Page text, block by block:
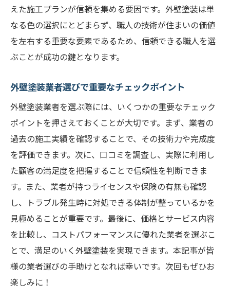
えた施工プランが信頼を集める要因です。外壁塗装は単
なる色の選択にとどまらず、職人の技術が住まいの価値
を左右する重要な要素であるため、信頼できる職人を選
ぶことが成功の鍵となります。
外壁塗装業者選びで重要なチェックポイント
外壁塗装業者を選ぶ際には、いくつかの重要なチェック
ポイントを押さえておくことが大切です。まず、業者の
過去の施工実績を確認することで、その技術力や完成度
を評価できます。次に、口コミを調査し、実際に利用し
た顧客の満足度を把握することで信頼性を判断できま
す。また、業者が持つライセンスや保険の有無も確認
し、トラブル発生時に対処できる体制が整っているかを
見極めることが重要です。最後に、価格とサービス内容
を比較し、コストパフォーマンスに優れた業者を選ぶこ
とで、満足のいく外壁塗装を実現できます。本記事が皆
様の業者選びの手助けとなれば幸いです。次回もぜひお
楽しみに！